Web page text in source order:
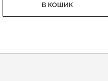
В КОШИК